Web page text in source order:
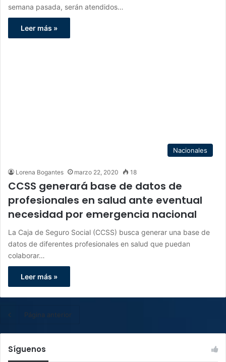
semana pasada, serán atendidos…
Leer más »
Nacionales
Lorena Bogantes marzo 22, 2020 18
CCSS generará base de datos de
profesionales en salud ante eventual
necesidad por emergencia nacional
La Caja de Seguro Social (CCSS) busca generar una base de
datos de diferentes profesionales en salud que puedan
colaborar…
Leer más »
Página anterior
Síguenos